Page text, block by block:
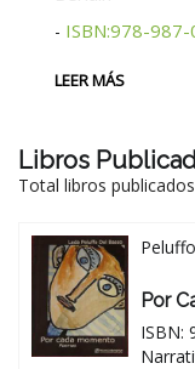
- ISBN:978-
LEER MÁS
Libros
Total libros
Por
ISBN: